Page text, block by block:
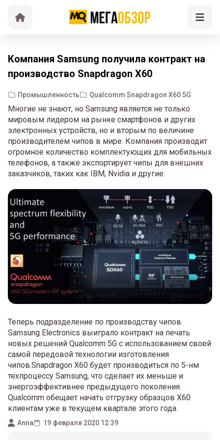
Компания Samsung получила контракт на
производство Snapdragon X60
Промышленность Qualcomm Snapdragon X60 5G
Многие не знают, но Samsung является не только
мировым лидером на рынке смартфонов и других
электронных устройств, но и вторым по величине
производителем чипов в мире. Компания производит
огромное количество комплектующих для мобильных
телефонов, а также экспортирует чипы для внешних
заказчиков, таких как IBM, Nvidia и другие.
Теперь подразделение по производству чипов
Samsung Electronics выиграло контракт на печать
новых решений Qualcomm 5G с использованием своей
самой передовой технологии изготовления
чипов.Snapdragon X60 будет производиться по 5-нм
техпроцессу Samsung, что сделает их меньше и
энергоэффективнее предыдущего поколения.
Qualcomm обещает начать отгрузку образцов X60
клиентам уже в текущем квартале этого года.
Anna 19 февраля 2020 12:39